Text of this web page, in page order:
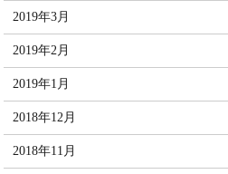
2019年3月
2019年2月
2019年1月
2018年12月
2018年11月